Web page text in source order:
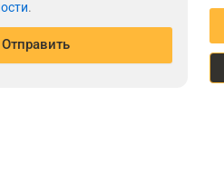
.
Отправить